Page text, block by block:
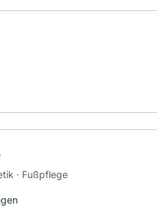
· Fußpflege